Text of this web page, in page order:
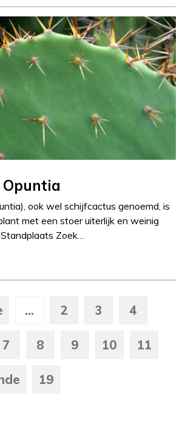
ook wel schijfcactus genoemd, is
met een stoer uiterlijk en weinig
Zoek…
... 2 3 4
7 8 9 10 11
19